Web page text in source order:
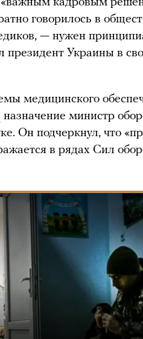
«важным кадровым
говорилось в
— нужен
Украины в
медицинского
назначение министр
Он подчеркнул, что
в рядах Сил